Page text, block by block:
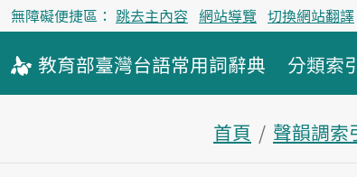
無障礙便捷區： 跳去主內容 網站導覽 切換網站翻譯
教育部臺灣台語常用詞辭典 分類索
首頁 聲韻調索